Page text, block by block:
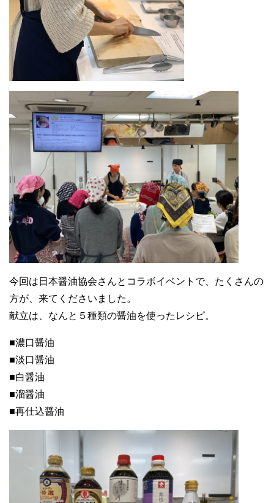
今回は日本醤油協会さんとコラボイベントで、たくさんの
方が、来てくださいました。
献立は、なんと５種類の醤油を使ったレシピ。
■濃口醤油
■淡口醤油
■白醤油
■溜醤油
■再仕込醤油